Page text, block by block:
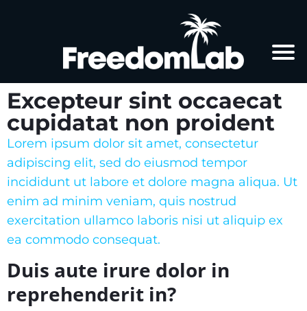
Excepteur sint occaecat
cupidatat non proident
Lorem ipsum dolor sit amet, consectetur
adipiscing elit, sed do eiusmod tempor
incididunt ut labore et dolore magna aliqua. Ut
enim ad minim veniam, quis nostrud
exercitation ullamco laboris nisi ut aliquip ex
ea commodo consequat.
Duis aute irure dolor in
reprehenderit in?